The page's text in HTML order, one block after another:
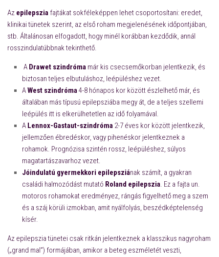
Az epilepszia fajtákat sokféleképpen lehet csoportosítani: eredet,
klinikai tünetek szerint, az első roham megjelenésének időpontjában,
stb. Általánosan elfogadott, hogy minél korábban kezdődik, annál
rosszindulatúbbnak tekinthető.
A Drawet szindróma már kis csecsemőkorban jelentkezik, és
biztosan teljes elbutuláshoz, leépüléshez vezet.
AWest szindróma4-8 hónapos kor között észlelhető már, és
általában más típusú epilepsziába megy át, de a teljes szellemi
leépülés itt is elkerülhetetlen az idő folyamával.
A Lennox-Gastaut-szindróma 2-7 éves kor között jelentkezik,
jellemzően ébredéskor, vagy pihenéskor jelentkeznek a
rohamok. Prognózisa szintén rossz, leépüléshez, súlyos
magatartászavarhoz vezet.
Jóindulatú gyermekkori epilepsziának számít, a gyakran
családi halmozódást mutató Roland epilepszia. Ez a fajta un.
motoros rohamokat eredményez, rángás figyelhető meg a szem
és a száj körüli izmokban, amit nyálfolyás, beszédképtelenség
kísér.
Az epilepszia tünetei csak ritkán jelentkeznek a klasszikus nagyroham
(„grand mal”) formájában, amikor a beteg eszméletét veszti,